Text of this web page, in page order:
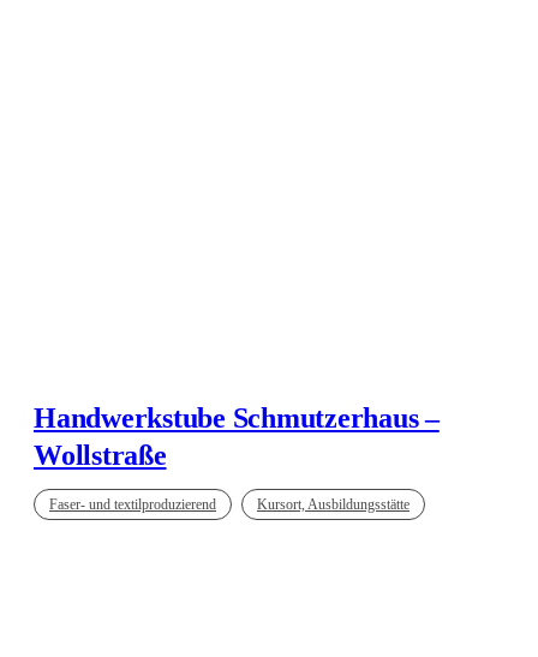
Handwerkstube Schmutzerhaus –
Wollstraße
Faser- und textilproduzierend Kursort, Ausbildungsstätte